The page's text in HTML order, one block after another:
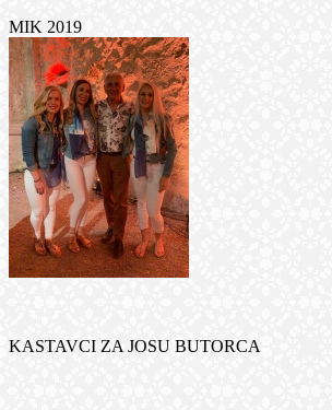
MIK 2019
KASTAVCI ZA JOSU BUTORCA